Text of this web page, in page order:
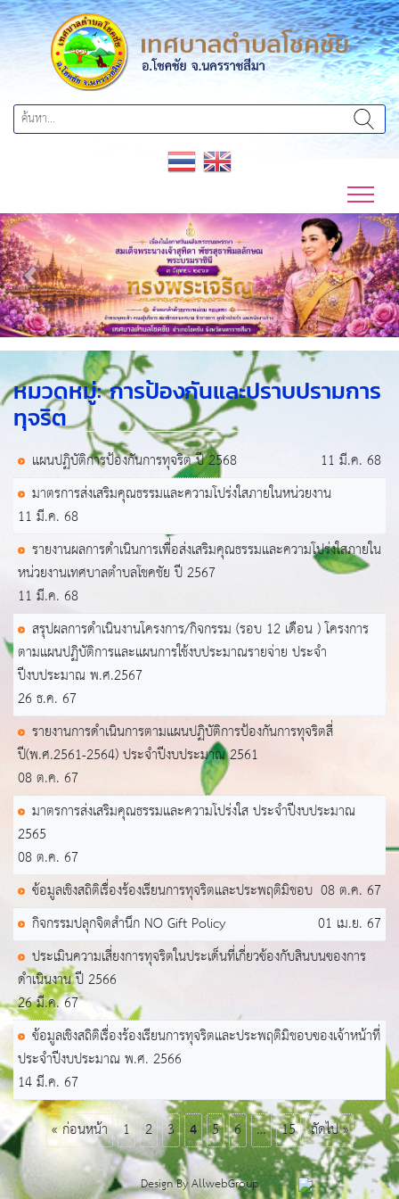
Previous Next
หมวดหมู่:การป้องกันและปราบปรามการ
ทุจริต
แผนปฏิบัติการป้องกันการทุจริต ปี 2568
11 มี.ค. 68
มาตรการส่งเสริมคุณธรรมและความโปร่งใสภายในหน่วยงาน
11 มี.ค. 68
รายงานผลการดำเนินการเพื่อส่งเสริมคุณธรรมและความโปร่งใสภายใน
หน่วยงานเทศบาลตำบลโชคชัย ปี 2567
11 มี.ค. 68
สรุปผลการดำเนินงานโครงการ/กิจกรรม (รอบ 12 เดือน ) โครงการ
ตามแผนปฏิบัติการและแผนการใช้งบประมาณรายจ่าย ประจำ
ปีงบประมาณ พ.ศ.2567
26 ธ.ค. 67
รายงานการดำเนินการตามแผนปฏิบัติการป้องกันการทุจริตสี่
ปี(พ.ศ.2561-2564) ประจำปีงบประมาณ 2561
08 ต.ค. 67
มาตรการส่งเสริมคุณธรรมและความโปร่งใส ประจำปีงบประมาณ
2565
08 ต.ค. 67
ข้อมูลเชิงสถิติเรื่องร้องเรียนการทุจริตและประพฤติมิชอบ 08 ต.ค. 67
กิจกรรมปลุกจิตสำนึก NO Gift Policy
01 เม.ย. 67
ประเมินความเสี่ยงการทุจริตในประเด็นที่เกี่ยวข้องกับสินบนของการ
ดำเนินงาน ปี 2566
26 มี.ค. 67
ข้อมูลเชิงสถิติเรื่องร้องเรียนการทุจริตและประพฤติมิชอบของเจ้าหน้าที่
ประจำปีงบประมาณ พ.ศ. 2566
14 มี.ค. 67
« ก่อนหน้า
1 2 3 4 5 6 … 15 ถัดไป »
Design ByAllwebGroup